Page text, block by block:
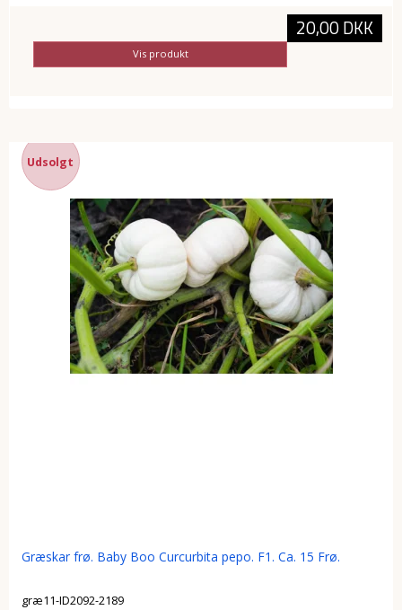
20,00 DKK
Vis produkt
Udsolgt
Græskar frø. Baby Boo Curcurbita pepo. F1. Ca. 15 Frø.
græ11-ID2092-2189